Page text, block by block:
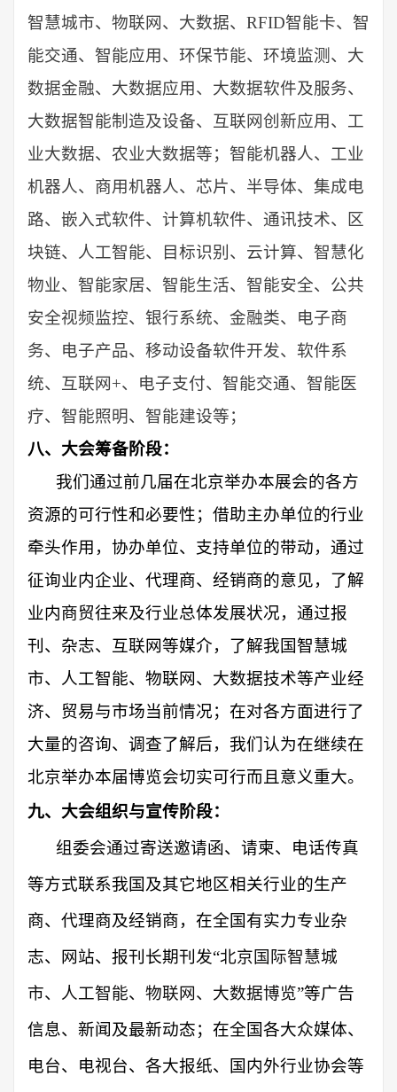
智慧城市、物联网、大数据、 RFID智能卡、智
能交通、智能应用、 环保节能、环境监测、大
数据金融、大数据应用、大数据软件及服务、
大数据智能制造及设备、互联网创新应用、工
业大数据、农业大数据等；智能机器人、工业
机器人、商用机器人、芯片、半导体、集成电
路、嵌入式软件、计算机软件、通讯技术、区
块链、人工智能、目标识别、云计算、智慧化
物业、智能家居、智能生活、智能安全、公共
安全视频监控、银行系统、金融类、电子商
务、电子产品、移动设备软件开发、软件系
统、互联网+、电子支付、智能交通、智能医
疗、智能照明、智能建设等；
八、大会筹备阶段：
我们通过前几届在北京举办本展会的各方
资源的可行性和必要性； 借助主办单位的行业
牵头作用，协办单位、支持单位的带动， 通过
征询业内企业、代理商、经销商的意见，了解
业内商贸往来及行业总体发展状况，通过报
刊、杂志、互联网等媒介，了解我国智慧城
市、人工智能、物联网、大数据技术等产业经
济、贸易与市场当前情况；在对各方面进行了
大量的咨询、调查了解后，我们认为在继续在
北京举办本届博览会切实可行而且意义重大。
九、大会组织与宣传阶段：
组委会通过寄送邀请函、请柬、电话传真
等方式联系我国及其它地区相关行业的生产
商、代理商及经销商，在全国有实力专业杂
志、网站、报刊长期刊发“北京国际智慧城
市、人工智能、物联网、大数据博览”等广告
信息、新闻及最新动态；在全国各大众媒体、
电台、电视台、各大报纸、
国内外行业协会等